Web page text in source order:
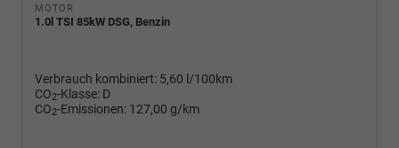
MOTOR
1.0l TSI 85kW DSG, Benzin
Verbrauch kombiniert: 5,60 l/100km
CO2-Klasse: D
CO2-Emissionen: 127,00 g/km